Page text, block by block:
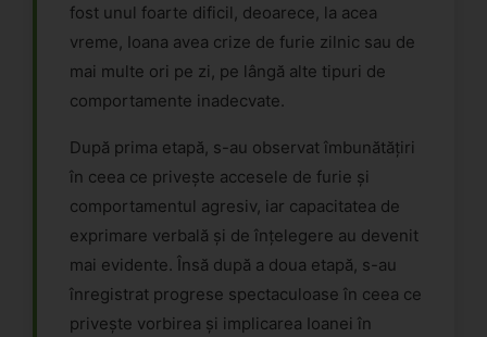
fost unul foarte dificil, deoarece, la acea
vreme, Ioana avea crize de furie zilnic sau de
mai multe ori pe zi, pe lângă alte tipuri de
comportamente inadecvate.
După prima etapă, s-au observat îmbunătățiri
în ceea ce privește accesele de furie și
comportamentul agresiv, iar capacitatea de
exprimare verbală și de înțelegere au devenit
mai evidente. Însă după a doua etapă, s-au
înregistrat progrese spectaculoase în ceea ce
privește vorbirea și implicarea Ioanei în